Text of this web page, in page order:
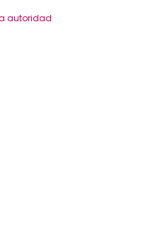
autoridad